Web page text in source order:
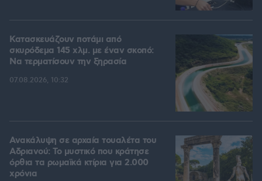
Κατασκευάζουν ποτάμι από
σκυρόδεμα 145 χλμ. με έναν σκοπό:
Να τερματίσουν την ξηρασία
07.08.2026, 10:32
Ανακάλυψη σε αρχαία τουαλέτα του
Αδριανού: Το μυστικό που κράτησε
όρθια τα ρωμαϊκά κτίρια για 2.000
χρόνια